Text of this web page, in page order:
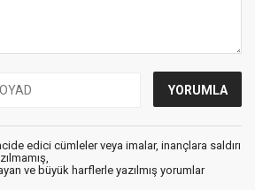
edici cümleler veya imalar, inançlara saldırı
ve büyük harflerle yazılmış yorumlar